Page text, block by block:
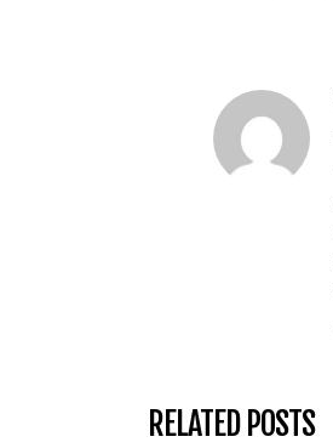
RELATED POSTS